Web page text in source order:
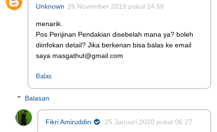
Unknown 26 November 2019 pukul 14.56
menarik.
Pos Perijinan Pendakian disebelah mana ya? boleh
diinfokan detail? Jika berkenan bisa balas ke email
saya masgathut@gmail.com
Balas
Balasan
Fikri Amiruddin 25 Januari 2020 pukul 06.27